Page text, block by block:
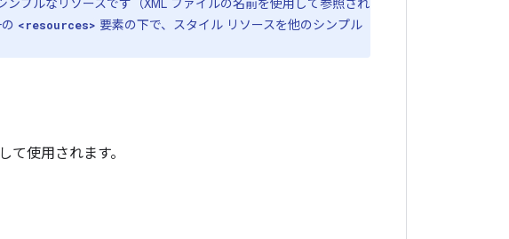
プルなリソースです（XML ファイルの名前を使用して参照され
<resources> 要素の下で、スタイル リソースを他のシンプル
て使用されます。